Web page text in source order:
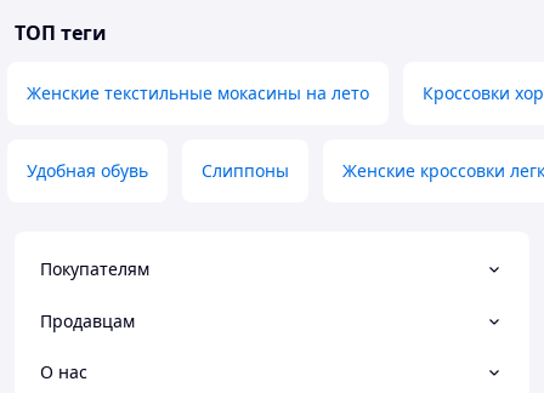
ТОП теги
Женские текстильные мокасины на лето Кроссовки
Удобная обувь Слиппоны Женские кроссовки
Покупателям
Продавцам
О нас